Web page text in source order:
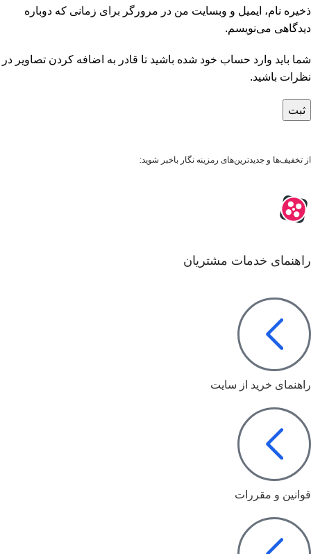
ذخیره نام، ایمیل و وبسایت من در مرورگر برای زمانی که دوباره
دیدگاهی می‌نویسم.
شما باید وارد حساب خود شده باشید تا قادر به اضافه کردن تصاویر در
نظرات باشید.
از تخفیف‌ها و جدیدترین‌های رمزینه نگار باخبر شوید:
راهنمای خدمات مشتریان
راهنمای خرید از سایت
قوانین و مقررات